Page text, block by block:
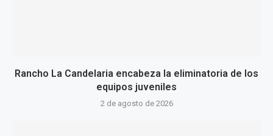
Rancho La Candelaria encabeza la eliminatoria de los
equipos juveniles
2 de agosto de 2026